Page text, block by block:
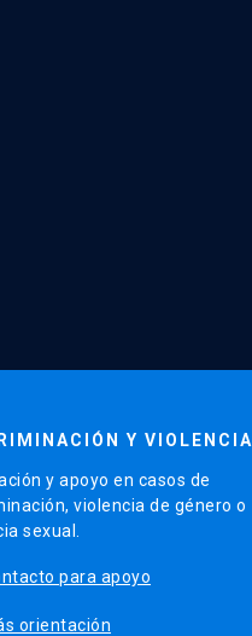
Y VIOLENCIA
y apoyo en casos de
violencia de género o
sexual.
para apoyo
orientación